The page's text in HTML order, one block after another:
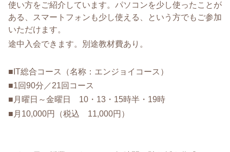
使い方をご紹介しています。パソコンを少し使ったことが
ある、スマートフォンも少し使える、という方でもご参加
いただけます。
途中入会できます。別途教材費あり。
■IT総合コース（名称：エンジョイコース）
■1回90分／21回コース
■月曜日～金曜日 10・13・15時半・19時
■月10,000円（税込 11,000円）